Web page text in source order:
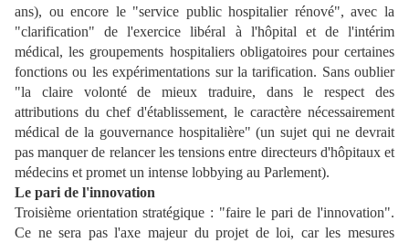
ans), ou encore le "service public hospitalier rénové", avec la
"clarification" de l'exercice libéral à l'hôpital et de l'intérim
médical, les groupements hospitaliers obligatoires pour certaines
fonctions ou les expérimentations sur la tarification. Sans oublier
"la claire volonté de mieux traduire, dans le respect des
attributions du chef d'établissement, le caractère nécessairement
médical de la gouvernance hospitalière" (un sujet qui ne devrait
pas manquer de relancer les tensions entre directeurs d'hôpitaux et
médecins et promet un intense lobbying au Parlement).
Le pari de l'innovation
Troisième orientation stratégique : "faire le pari de l'innovation".
Ce ne sera pas l'axe majeur du projet de loi, car les mesures